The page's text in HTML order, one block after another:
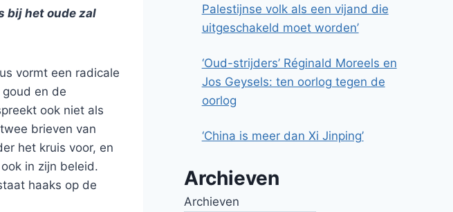
bij het oude zal
vormt een radicale
en de
ook niet als
brieven van
het kruis voor, en
in zijn beleid.
haaks op de
Palestijnse volk als een vijand die
uitgeschakeld moet worden’
‘Oud-strijders’ Réginald Moreels en
Jos Geysels: ten oorlog tegen de
oorlog
‘China is meer dan Xi Jinping’
Archieven
Archieven